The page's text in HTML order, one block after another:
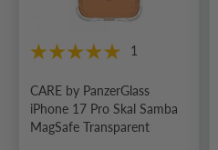
1
CARE by PanzerGlass
iPhone 17 Pro Skal Samba
MagSafe Transparent